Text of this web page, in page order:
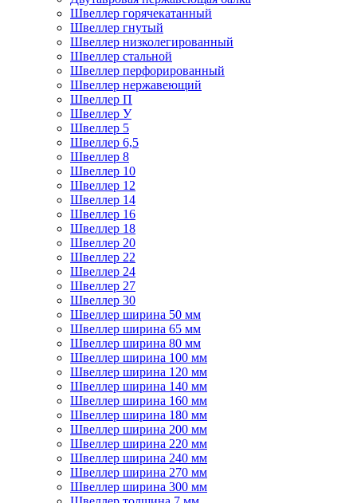
Швеллер горячекатанный
Швеллер гнутый
Швеллер низколегированный
Швеллер стальной
Швеллер перфорированный
Швеллер нержавеющий
Швеллер П
Швеллер У
Швеллер 5
Швеллер 6,5
Швеллер 8
Швеллер 10
Швеллер 12
Швеллер 14
Швеллер 16
Швеллер 18
Швеллер 20
Швеллер 22
Швеллер 24
Швеллер 27
Швеллер 30
Швеллер ширина 50 мм
Швеллер ширина 65 мм
Швеллер ширина 80 мм
Швеллер ширина 100 мм
Швеллер ширина 120 мм
Швеллер ширина 140 мм
Швеллер ширина 160 мм
Швеллер ширина 180 мм
Швеллер ширина 200 мм
Швеллер ширина 220 мм
Швеллер ширина 240 мм
Швеллер ширина 270 мм
Швеллер ширина 300 мм